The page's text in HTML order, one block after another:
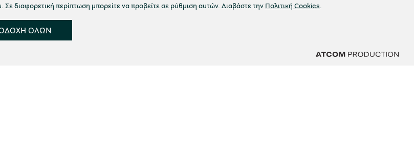
διαφορετική περίπτωση μπορείτε να προβείτε σε ρύθμιση αυτών. Διαβάστε την Πολιτική Cookies.
ΟΛΩΝ